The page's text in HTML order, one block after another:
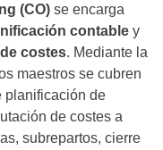
(CO) se encarga
contable y
costes. Mediante la
maestros se cubren
planificación de
de costes a
subrepartos, cierre